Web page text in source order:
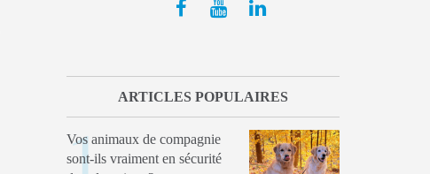
ARTICLES POPULAIRES
Vos animaux de compagnie
sont-ils vraiment en sécurité